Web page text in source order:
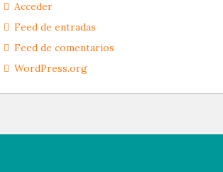
Acceder
Feed de entradas
Feed de comentarios
WordPress.org